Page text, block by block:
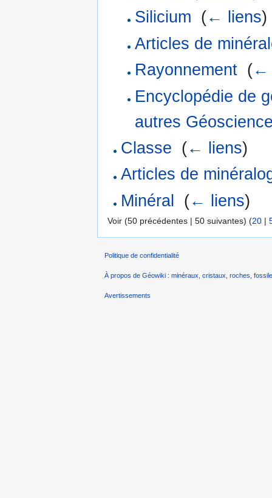
Silicium (← liens)
Articles de
Rayonnement‎ (←
Encyclopédie de
autres
Classe (← liens)
Articles de
Minéral
(← liens)
Voir (50 précédentes | 50 suivantes) (20 |
Politique de confidentialité
À propos de Géowiki : minéraux, cristaux, roches,
Avertissements